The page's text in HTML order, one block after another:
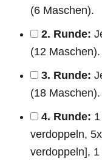
(6 Maschen).
2. Runde:
(12 Maschen).
3. Runde:
(18 Maschen).
4. Runde:
verdoppeln,
verdoppeln],